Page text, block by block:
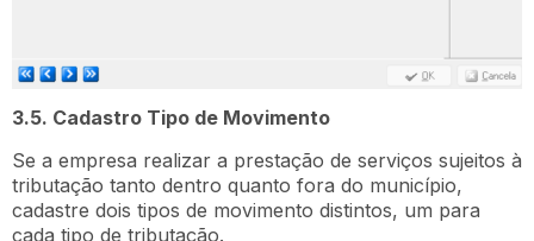
3.5. Cadastro Tipo de Movimento
Se a empresa realizar a prestação de serviços sujeitos à
tributação tanto dentro quanto fora do município,
cadastre dois tipos de movimento distintos, um para
cada tipo de tributação.